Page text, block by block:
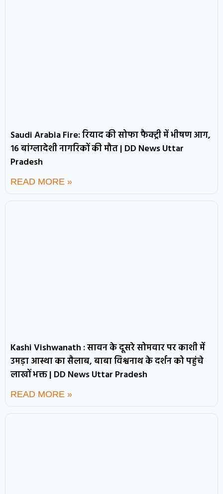
Saudi Arabia Fire: रियाद की सोफा फैक्ट्री में भीषण आग,
16 बांग्लादेशी नागरिकों की मौत | DD News Uttar
Pradesh
READ MORE »
Kashi Vishwanath : सावन के दूसरे सोमवार पर काशी में
उमड़ा आस्था का सैलाब, बाबा विश्वनाथ के दर्शन को पहुंचे
लाखों भक्त | DD News Uttar Pradesh
READ MORE »